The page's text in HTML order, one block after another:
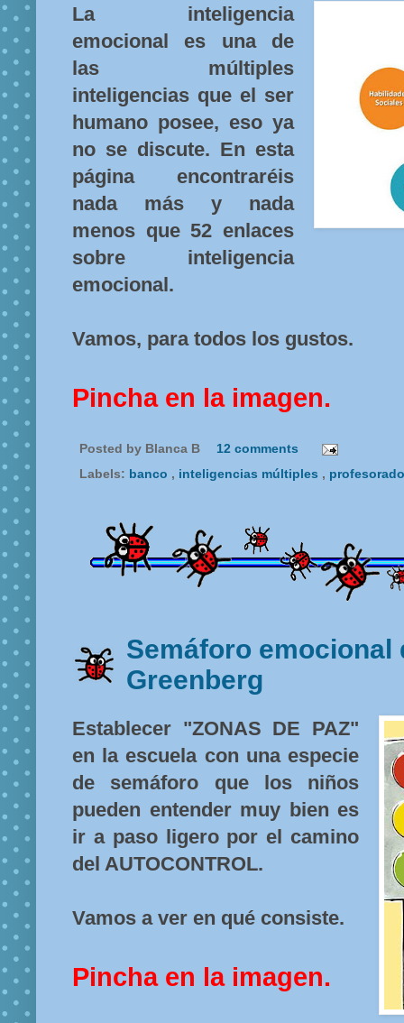
La inteligencia
emocional es una de
las múltiples
inteligencias que el ser
humano posee, eso ya
no se discute. En esta
página encontraréis
nada más y nada
menos que 52 enlaces
sobre inteligencia
emocional.
Vamos, para todos los gustos.
Pincha en la imagen.
Posted by Blanca B
12 comments
Labels: banco , inteligencias múltiples ,
Semáforo emocional
Greenberg
Establecer "ZONAS DE PAZ"
en la escuela con una especie
de semáforo que los niños
pueden entender muy bien es
ir a paso ligero por el camino
del AUTOCONTROL.
Vamos a ver en qué consiste.
Pincha en la imagen.